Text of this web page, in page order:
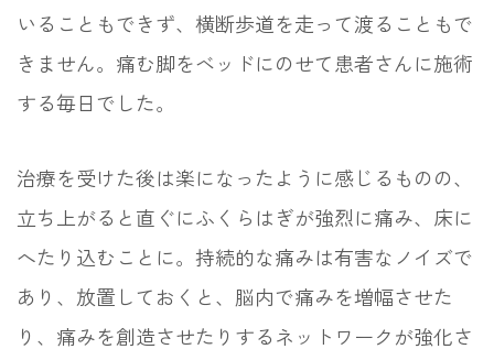
いることもできず、横断歩道を走って渡ることもで
きません。痛む脚をベッドにのせて患者さんに施術
する毎日でした。
治療を受けた後は楽になったように感じるものの、
立ち上がると直ぐにふくらはぎが強烈に痛み、床に
へたり込むことに。持続的な痛みは有害なノイズで
あり、放置しておくと、脳内で痛みを増幅させた
り、痛みを創造させたりするネットワークが強化さ